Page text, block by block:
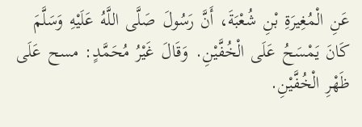
عَنِ الْمُغِيرَةِ بْنِ شُعْبَةَ، أَنَّ رَسُولَ صَلَّى اللَّهُ عَلَيْهِ وَسَلَّمَ
كَانَ يَمْسَحُ عَلَى الْخُفَّيْنِ. وَقَالَ غَيْرُ مُحَمَّدٍ: مسح عَلَى
ظَهْرِ الْخُفَّيْنِ.